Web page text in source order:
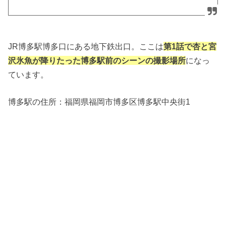
JR博多駅博多口にある地下鉄出口。ここは第1話で杏と宮
沢氷魚が降りたった博多駅前のシーンの撮影場所になっ
ています。
博多駅の住所：福岡県福岡市博多区博多駅中央街1